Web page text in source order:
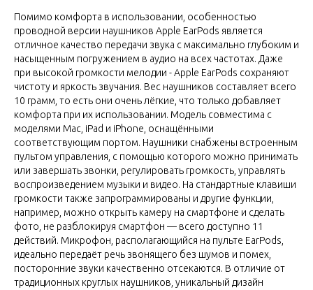
Помимо комфорта в использовании, особенностью
проводной версии наушников Apple EarPods является
отличное качество передачи звука с максимально глубоким и
насыщенным погружением в аудио на всех частотах. Даже
при высокой громкости мелодии - Apple EarPods сохраняют
чистоту и яркость звучания. Вес наушников составляет всего
10 грамм, то есть они очень лёгкие, что только добавляет
комфорта при их использовании. Модель совместима с
моделями Mac, iPad и iPhone, оснащёнными
соответствующим портом. Наушники снабжены встроенным
пультом управления, с помощью которого можно принимать
или завершать звонки, регулировать громкость, управлять
воспроизведением музыки и видео. На стандартные клавиши
громкости также запрограммированы и другие функции,
например, можно открыть камеру на смартфоне и сделать
фото, не разблокируя смартфон — всего доступно 11
действий. Микрофон, располагающийся на пульте EarPods,
идеально передаёт речь звонящего без шумов и помех,
посторонние звуки качественно отсекаются. В отличие от
традиционных круглых наушников, уникальный дизайн